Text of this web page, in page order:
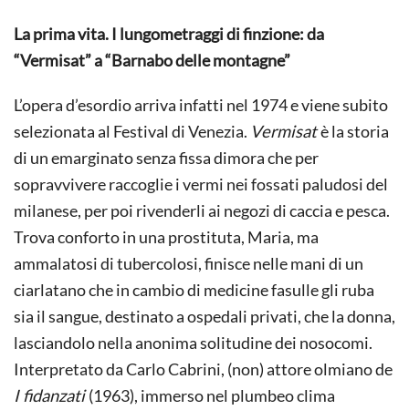
La prima vita. I lungometraggi di finzione: da
“Vermisat” a “Barnabo delle montagne”
L’opera d’esordio arriva infatti nel 1974 e viene subito
selezionata al Festival di Venezia. Vermisatè la storia
di un emarginato senza fissa dimora che per
sopravvivere raccoglie i vermi nei fossati paludosi del
milanese, per poi rivenderli ai negozi di caccia e pesca.
Trova conforto in una prostituta, Maria, ma
ammalatosi di tubercolosi, finisce nelle mani di un
ciarlatano che in cambio di medicine fasulle gli ruba
sia il sangue, destinato a ospedali privati, che la donna,
lasciandolo nella anonima solitudine dei nosocomi.
Interpretato da Carlo Cabrini, (non) attore olmiano de
I fidanzati(1963), immerso nel plumbeo clima